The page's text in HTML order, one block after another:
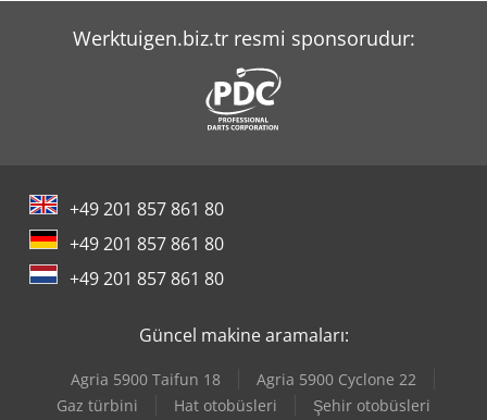
Werktuigen.biz.tr resmi sponsorudur:
+49 201 857 861 80
+49 201 857 861 80
+49 201 857 861 80
Güncel makine aramaları:
Agria 5900 Taifun 18
Agria 5900 Cyclone 22
Gaz türbini
Hat otobüsleri Şehir otobüsleri